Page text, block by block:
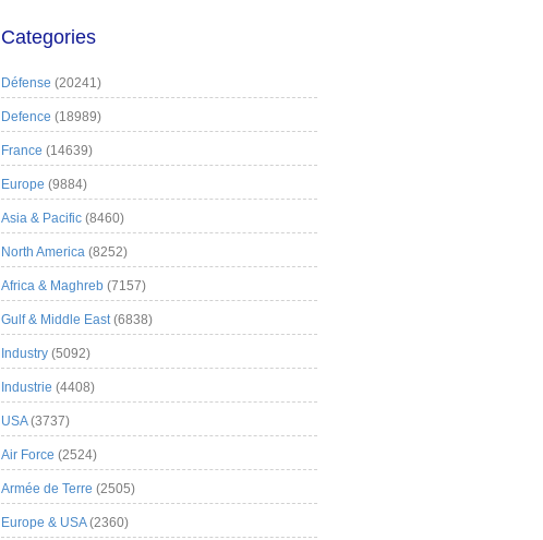
Categories
Défense (20241)
Defence (18989)
France (14639)
Europe (9884)
Asia & Pacific (8460)
North America (8252)
Africa & Maghreb (7157)
Gulf & Middle East(6838)
Industry (5092)
Industrie (4408)
USA(3737)
Air Force (2524)
Armée de Terre (2505)
Europe & USA(2360)